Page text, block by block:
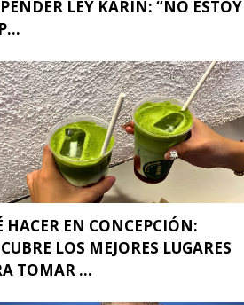
LEY KARIN: “NO ESTOY
HACER EN CONCEPCIÓN:
LOS MEJORES LUGARES
TOMAR ...